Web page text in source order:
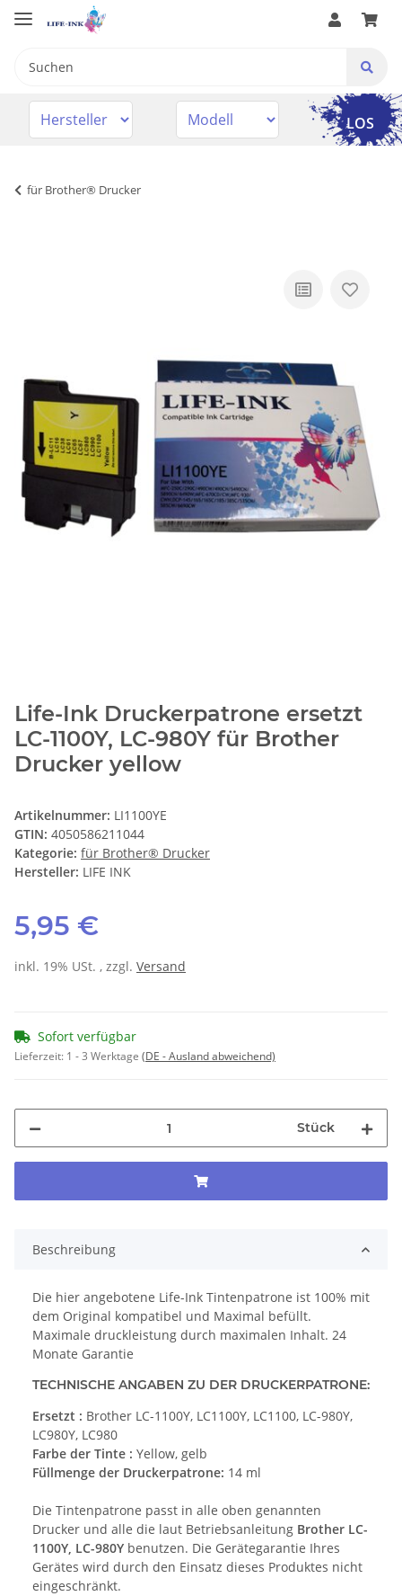
LOS
für Brother® Drucker
Life-Ink Druckerpatrone ersetzt
LC-1100Y, LC-980Y für Brother
Drucker yellow
Artikelnummer: LI1100YE
GTIN: 4050586211044
Kategorie: für Brother® Drucker
Hersteller: LIFE INK
5,95 €
inkl. 19% USt. , zzgl. Versand
Sofort verfügbar
Lieferzeit: 1 - 3 Werktage (DE - Ausland abweichend)
Stück
Beschreibung
Die hier angebotene Life-Ink Tintenpatrone ist 100% mit
dem Original kompatibel und Maximal befüllt.
Maximale druckleistung durch maximalen Inhalt. 24
Monate Garantie
TECHNISCHE ANGABEN ZU DER DRUCKERPATRONE:
Ersetzt : Brother LC-1100Y, LC1100Y, LC1100, LC-980Y,
LC980Y, LC980
Farbe der Tinte : Yellow, gelb
Füllmenge der Druckerpatrone: 14 ml
Die Tintenpatrone passt in alle oben genannten
Drucker und alle die laut Betriebsanleitung Brother LC-
1100Y, LC-980Y benutzen. Die Gerätegarantie Ihres
Gerätes wird durch den Einsatz dieses Produktes nicht
eingeschränkt.